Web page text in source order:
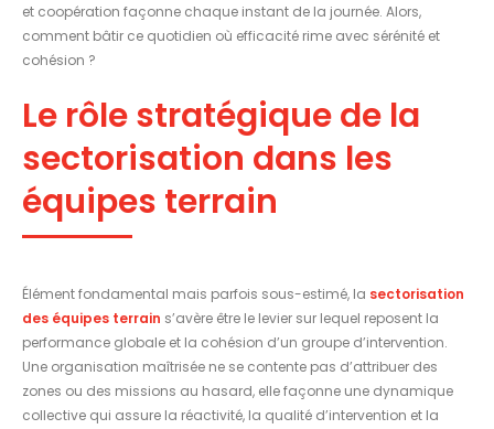
et coopération façonne chaque instant de la journée. Alors,
comment bâtir ce quotidien où efficacité rime avec sérénité et
cohésion ?
Le rôle stratégique de la
sectorisation dans les
équipes terrain
Élément fondamental mais parfois sous-estimé, la sectorisation
des équipes terrain s’avère être le levier sur lequel reposent la
performance globale et la cohésion d’un groupe d’intervention.
Une organisation maîtrisée ne se contente pas d’attribuer des
zones ou des missions au hasard, elle façonne une dynamique
collective qui assure la réactivité, la qualité d’intervention et la